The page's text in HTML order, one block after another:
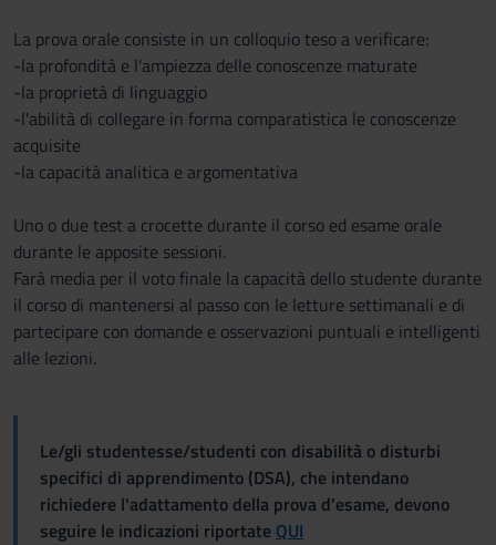
La prova orale consiste in un colloquio teso a verificare:
-la profondità e l'ampiezza delle conoscenze maturate
-la proprietà di linguaggio
-l'abilità di collegare in forma comparatistica le conoscenze
acquisite
-la capacità analitica e argomentativa
Uno o due test a crocette durante il corso ed esame orale
durante le apposite sessioni.
Farà media per il voto finale la capacità dello studente durante
il corso di mantenersi al passo con le letture settimanali e di
partecipare con domande e osservazioni puntuali e intelligenti
alle lezioni.
Le/gli studentesse/studenti con disabilità o disturbi
specifici di apprendimento (DSA), che intendano
richiedere l'adattamento della prova d'esame, devono
seguire le indicazioni riportate QUI